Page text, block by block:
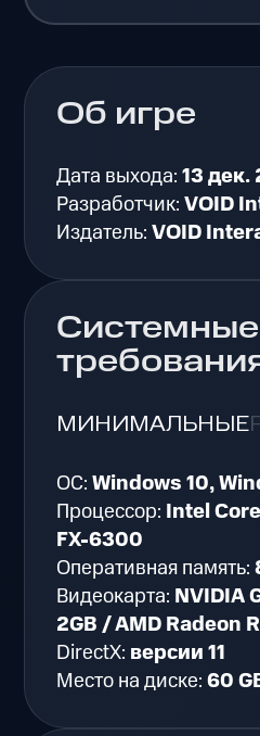
Об игре
Дата выхода:13 дек.
Разработчик:VOID
Издатель:VOID
Системные
МИНИМАЛЬНЫЕ
ОС:Windows 10,
Процессор: Intel
FX-6300
Оперативная память:
Видеокарта: NVIDIA
2GB / AMD Radeon
DirectX: версии 11
Место на диске:60